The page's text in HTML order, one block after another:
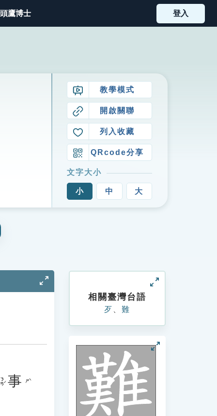
鷹博士 登入
教學模式
開啟關聯
列入收藏
QRcode分享
文字大小
小 中 大
ㄋㄢˊ 事 ㄕˋ
相關臺灣台語
歹 難